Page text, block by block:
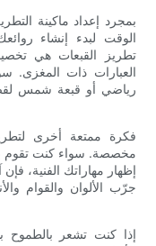
بمجرد إعداد ماكينة
الوقت لبدء إنشاء
تطريز القبعات هي
العبارات ذات المغزى.
رياضي أو قبعة شمس
فكرة ممتعة أخرى
مخصصة. سواء كنت تقوم
إظهار مهاراتك الفنية،
جرّب الألوان والقوام
إذا كنت تشعر بالطموح